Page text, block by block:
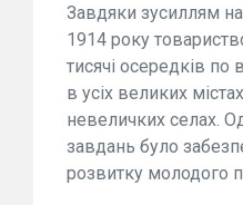
Завдяки зусиллям
1914 року
тисячі осередків по
в усіх великих
невеличких селах.
завдань було
розвитку молодого